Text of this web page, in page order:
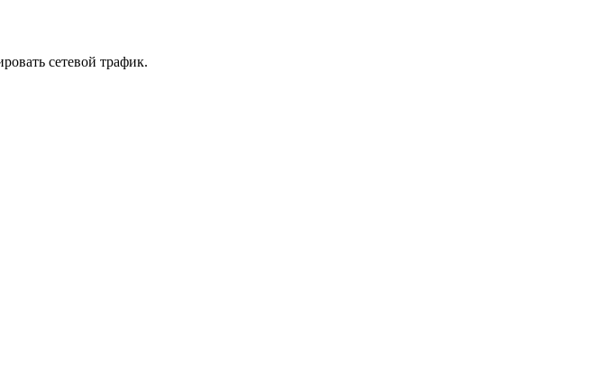
сетевой трафик.